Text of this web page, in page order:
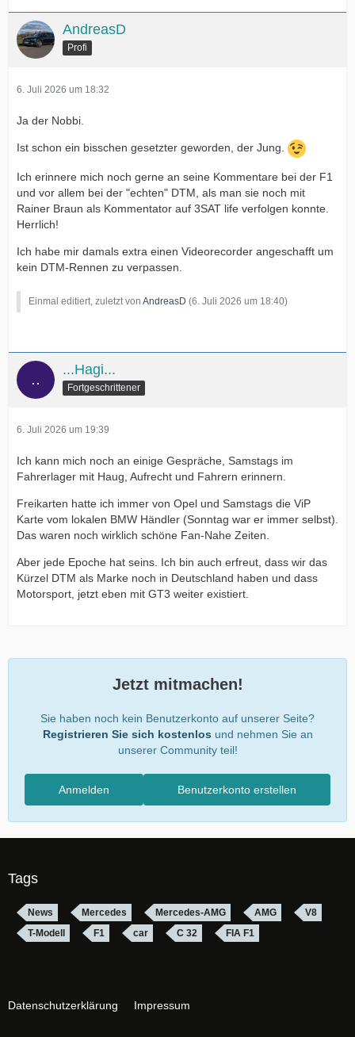
AndreasD
Profi
6. Juli 2026 um 18:32
Ja der Nobbi.
Ist schon ein bisschen gesetzter geworden, der Jung.
Ich erinnere mich noch gerne an seine Kommentare bei der F1
und vor allem bei der "echten" DTM, als man sie noch mit
Rainer Braun als Kommentator auf 3SAT life verfolgen konnte.
Herrlich!
Ich habe mir damals extra einen Videorecorder angeschafft um
kein DTM-Rennen zu verpassen.
Einmal editiert, zuletzt von AndreasD (6. Juli 2026 um 18:40)
...Hagi...
Fortgeschrittener
6. Juli 2026 um 19:39
Ich kann mich noch an einige Gespräche, Samstags im
Fahrerlager mit Haug, Aufrecht und Fahrern erinnern.
Freikarten hatte ich immer von Opel und Samstags die ViP
Karte vom lokalen BMW Händler (Sonntag war er immer selbst).
Das waren noch wirklich schöne Fan-Nahe Zeiten.
Aber jede Epoche hat seins. Ich bin auch erfreut, dass wir das
Kürzel DTM als Marke noch in Deutschland haben und dass
Motorsport, jetzt eben mit GT3 weiter existiert.
Jetzt mitmachen!
Sie haben noch kein Benutzerkonto auf unserer Seite?
Registrieren Sie sich kostenlos und nehmen Sie an
unserer Community teil!
Benutzerkonto erstellen
Anmelden
Tags
News Mercedes Mercedes-AMG AMG
V8
T-Modell
F1 car C 32 FIA F1
Datenschutzerklärung Impressum